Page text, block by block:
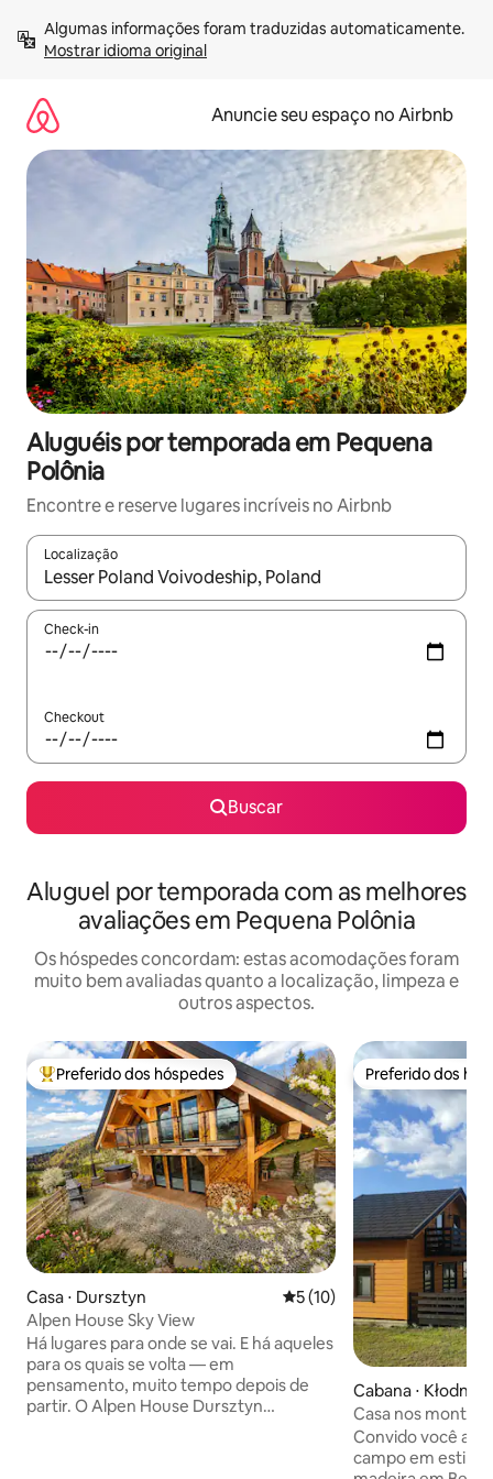
para
Mostrar idioma original
Anuncie seu espaço no Airbnb
Aluguéis por temporada em Pequena
Polônia
Encontre e reserve lugares incríveis no Airbnb
Localização
Quando os resultados estiverem disponíveis, explore-os
Check-in
Checkout
Buscar
Aluguel por temporada com as melhores
avaliações em Pequena Polônia
Os hóspedes concordam: estas acomodações foram
muito bem avaliadas quanto a localização, limpeza e
outros aspectos.
Entre os melhores preferidos dos hóspedes
Preferido dos hóspedes
Casa ⋅ Dursztyn 5 de uma avaliação média
5 (10)
Alpen House Sky View
Há lugares para onde se vai. E há aqueles
para os quais se volta — em
pensamento, muito tempo depois de
partir. O Alpen House Dursztyn
Preferido dos
Preferido dos
Cabana ⋅ Kłodne
Casa nos montes
russa com jacuzzi
Convido você a
campo em estilo